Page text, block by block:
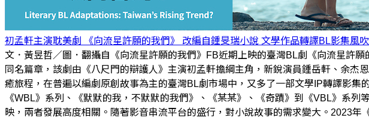
初孟軒主演耽美劇 《向流星許願的我們》 改編自鍾旻瑞小說 文學作品轉譯BL影集風
文．黃昱哲／圖．翻攝自《向流星許願的我們》FB近期上映的臺灣BL劇《向流星許
同名篇章，該劇由《八尺門的辯護人》主演初孟軒擔綱主角，新銳演員鍾岳軒、余
癒旅程，在普遍以編劇原創故事為主的臺灣BL劇市場中，又多了一部文學IP轉譯影
《WBL》系列、《默默的我，不默默的我們》、《某某》、《奇蹟》到《VBL》系
映，兩者發展高度相關。隨著影音串流平台的盛行，對小說故事的需求變大。2023